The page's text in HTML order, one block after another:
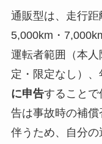
通販型は、走行距
5,000km・
運転者範囲（本
定・限定なし）
に申告することで
告は事故時の補
伴うため、自分